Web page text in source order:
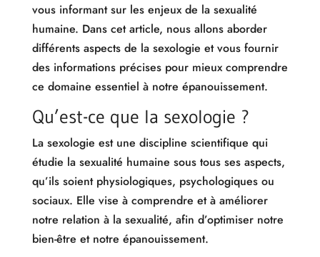
vous informant sur les enjeux de la sexualité
humaine. Dans cet article, nous allons aborder
différents aspects de la sexologie et vous fournir
des informations précises pour mieux comprendre
ce domaine essentiel à notre épanouissement.
Qu’est-ce que la sexologie ?
La sexologie est une discipline scientifique qui
étudie la sexualité humaine sous tous ses aspects,
qu’ils soient physiologiques, psychologiques ou
sociaux. Elle vise à comprendre et à améliorer
notre relation à la sexualité, afin d’optimiser notre
bien-être et notre épanouissement.